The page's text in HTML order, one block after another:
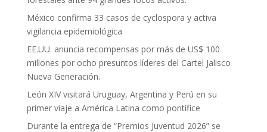
México confirma 33 casos de cyclospora y activa
vigilancia epidemiológica
EE.UU. anuncia recompensas por más de US$ 100
millones por ocho presuntos líderes del Cartel Jalisco
Nueva Generación.
León XIV visitará Uruguay, Argentina y Perú en su
primer viaje a América Latina como pontífice
Durante la entrega de “Premios Juventud 2026” se